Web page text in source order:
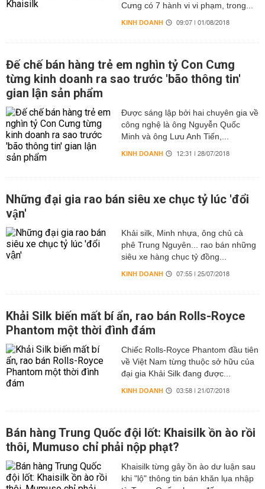
Cưng có 7 hành vi vi phạm, trong...
KINH DOANH 09:07 | 01/08/2018
Đế chế bán hàng trẻ em nghìn tỷ Con Cưng
từng kinh doanh ra sao trước 'bão thông tin'
gian lận sản phẩm
Được sáng lập bởi hai chuyên gia về
công nghệ là ông Nguyễn Quốc
Minh và ông Lưu Anh Tiến,...
KINH DOANH 12:31 | 28/07/2018
Những đại gia rao bán siêu xe chục tỷ lúc 'đổi
vận'
Khải silk, Minh nhựa, ông chủ cà
phê Trung Nguyên... rao bán những
siêu xe hàng chục tỷ đồng...
KINH DOANH 07:55 | 25/07/2018
Khải Silk biến mất bí ẩn, rao bán Rolls-Royce
Phantom một thời đình đám
Chiếc Rolls-Royce Phantom đầu tiên
về Việt Nam từng thuộc sở hữu của
đại gia Khải Silk đang được...
KINH DOANH 03:58 | 21/07/2018
Bán hàng Trung Quốc đội lốt: Khaisilk ồn ào rồi
thôi, Mumuso chỉ phải nộp phạt?
Khaisilk từng gây ồn ào dư luận sau
khi "lộ" thông tin bán khăn lụa nhập